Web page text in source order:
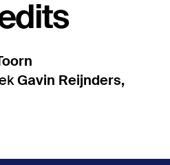
Gavin Reijnders,